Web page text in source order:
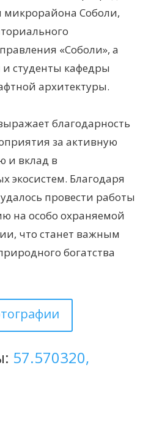
Соболи,
«Соболи», а
студенты кафедры
архитектуры.
благодарность
за активную
и вклад в
экосистем. Благодаря
провести работы
на особо охраняемой
что станет важным
богатства
57.570320,